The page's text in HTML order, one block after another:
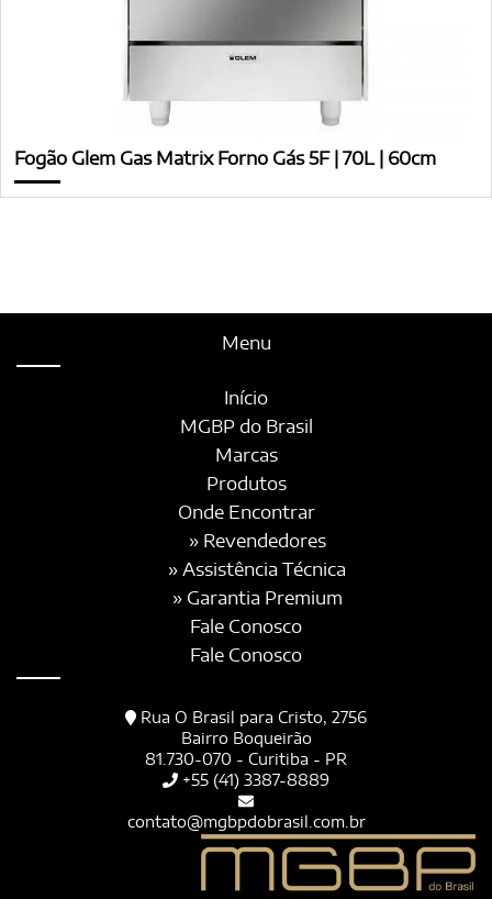
Fogão Glem Gas Matrix Forno Gás 5F | 70L | 60cm
Menu
Início
MGBP do Brasil
Marcas
Produtos
Onde Encontrar
» Revendedores
» Assistência Técnica
» Garantia Premium
Fale Conosco
Fale Conosco
Rua O Brasil para Cristo, 2756
Bairro Boqueirão
81.730-070 - Curitiba - PR
+55 (41) 3387-8889
contato@mgbpdobrasil.com.br